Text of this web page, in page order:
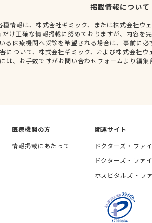
掲載情報について
種情報は、株式会社ギミック、または株式会社ウ
だけ正確な情報掲載に努めておりますが、内容を
る医療機関へ受診を希望される場合は、事前に
について、株式会社ギミック、および株式会社
は、お手数ですがお問い合わせフォームより編
医療機関の方
情報掲載にあたって
関連サイト
ドクターズ・ファ
ドクターズ・ファ
ホスピタルズ・フ